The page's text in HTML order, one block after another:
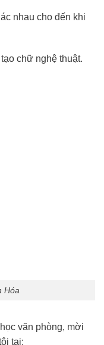
nhau cho đến khi
chữ nghệ thuật.
Hóa
văn phòng, mời
tại: